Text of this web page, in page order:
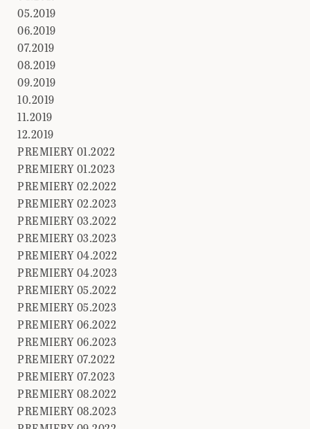
05.2019
06.2019
07.2019
08.2019
09.2019
10.2019
11.2019
12.2019
PREMIERY 01.2022
PREMIERY 01.2023
PREMIERY 02.2022
PREMIERY 02.2023
PREMIERY 03.2022
PREMIERY 03.2023
PREMIERY 04.2022
PREMIERY 04.2023
PREMIERY 05.2022
PREMIERY 05.2023
PREMIERY 06.2022
PREMIERY 06.2023
PREMIERY 07.2022
PREMIERY 07.2023
PREMIERY 08.2022
PREMIERY 08.2023